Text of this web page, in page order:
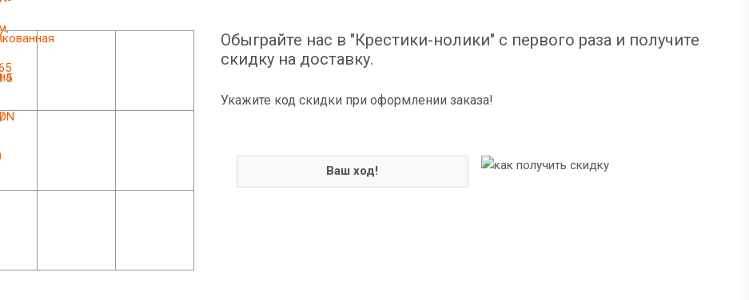
Обыграйте нас в "Крестики-нолики" с первого раза и получите
скидку на доставку.
Укажите код скидки при оформлении заказа!
Ваш ход!